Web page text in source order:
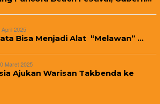
April 2025
Bisa Menjadi Alat “Melawan” …
Maret 2025
Ajukan Warisan Takbenda ke